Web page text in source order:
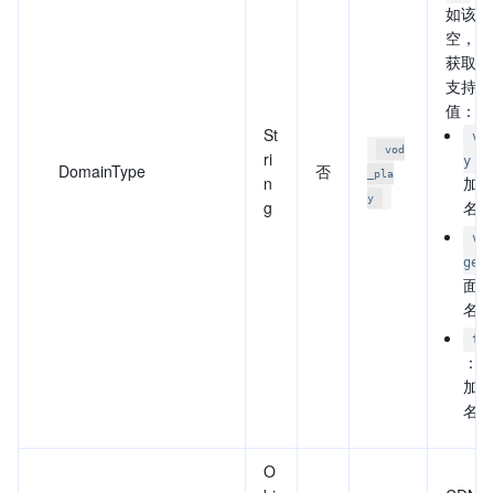
DomainType
St
ri
n
g
否
vod
_pla
y
如该
空，
获取
支持
值：
y
加
名。
ge
面
名。
：
加
名。
O